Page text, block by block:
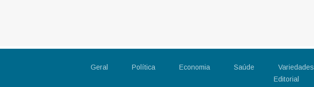
Geral Política Economia Saúde Variedades
Editorial